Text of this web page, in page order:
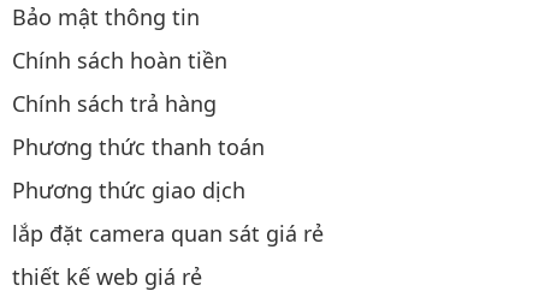
Bảo mật thông tin
Chính sách hoàn tiền
Chính sách trả hàng
Phương thức thanh toán
Phương thức giao dịch
lắp đặt camera quan sát giá rẻ
thiết kế web giá rẻ